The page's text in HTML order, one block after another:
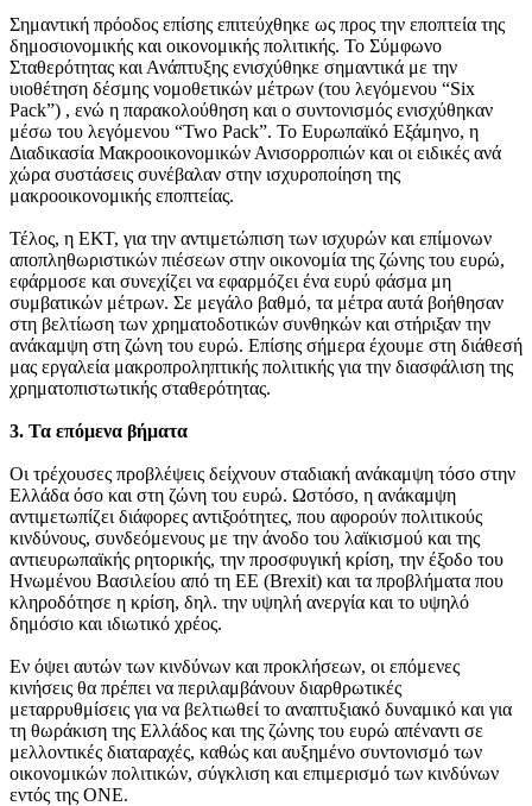
Σημαντική πρόοδος επίσης επιτεύχθηκε ως προς την εποπτεία της
δημοσιονομικής και οικονομικής πολιτικής. Το Σύμφωνο
Σταθερότητας και Ανάπτυξης ενισχύθηκε σημαντικά με την
υιοθέτηση δέσμης νομοθετικών μέτρων (του λεγόμενου “Six
Pack”) , ενώ η παρακολούθηση και ο συντονισμός ενισχύθηκαν
μέσω του λεγόμενου “Two Pack”. Το Ευρωπαϊκό Εξάμηνο, η
Διαδικασία Μακροοικονομικών Ανισορροπιών και οι ειδικές ανά
χώρα συστάσεις συνέβαλαν στην ισχυροποίηση της
μακροοικονομικής εποπτείας.
Τέλος, η ΕΚΤ, για την αντιμετώπιση των ισχυρών και επίμονων
αποπληθωριστικών πιέσεων στην οικονομία της ζώνης του ευρώ,
εφάρμοσε και συνεχίζει να εφαρμόζει ένα ευρύ φάσμα μη
συμβατικών μέτρων. Σε μεγάλο βαθμό, τα μέτρα αυτά βοήθησαν
στη βελτίωση των χρηματοδοτικών συνθηκών και στήριξαν την
ανάκαμψη στη ζώνη του ευρώ. Επίσης σήμερα έχουμε στη διάθεσή
μας εργαλεία μακροπροληπτικής πολιτικής για την διασφάλιση της
χρηματοπιστωτικής σταθερότητας.
3. Τα επόμενα βήματα
Οι τρέχουσες προβλέψεις δείχνουν σταδιακή ανάκαμψη τόσο στην
Ελλάδα όσο και στη ζώνη του ευρώ. Ωστόσο, η ανάκαμψη
αντιμετωπίζει διάφορες αντιξοότητες, που αφορούν πολιτικούς
κινδύνους, συνδεόμενους με την άνοδο του λαϊκισμού και της
αντιευρωπαϊκής ρητορικής, την προσφυγική κρίση, την έξοδο του
Ηνωμένου Βασιλείου από τη ΕΕ (Brexit) και τα προβλήματα που
κληροδότησε η κρίση, δηλ. την υψηλή ανεργία και το υψηλό
δημόσιο και ιδιωτικό χρέος.
Εν όψει αυτών των κινδύνων και προκλήσεων, οι επόμενες
κινήσεις θα πρέπει να περιλαμβάνουν διαρθρωτικές
μεταρρυθμίσεις για να βελτιωθεί το αναπτυξιακό δυναμικό και για
τη θωράκιση της Ελλάδος και της ζώνης του ευρώ απέναντι σε
μελλοντικές διαταραχές, καθώς και αυξημένο συντονισμό των
οικονομικών πολιτικών, σύγκλιση και επιμερισμό των κινδύνων
εντός της ΟΝΕ.